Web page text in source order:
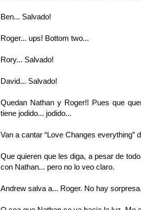
Ben... Salvado!
Roger... ups! Bottom two...
Rory... Salvado!
David... Salvado!
Quedan Nathan y Roger!! Pues que
tiene jodido... jodido...
Van a cantar “Love Changes
Que quieren que les diga, a pesar de
con Nathan... pero no lo veo claro.
Andrew salva a... Roger. No hay